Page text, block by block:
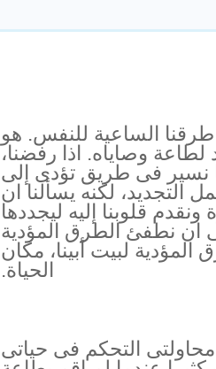
طرقنا الساعية للنفس. هو
لطاعة وصاياه. اذا رفضنا،
نسير فى طريق تؤدى إلى
التجديد، لكنه يسألنا ان
قلوبنا إليه ليجددها
ان نطفئ الطرق المؤدية
لبيت أبينا، مكان
الحياة.
التحكم فى حياتى